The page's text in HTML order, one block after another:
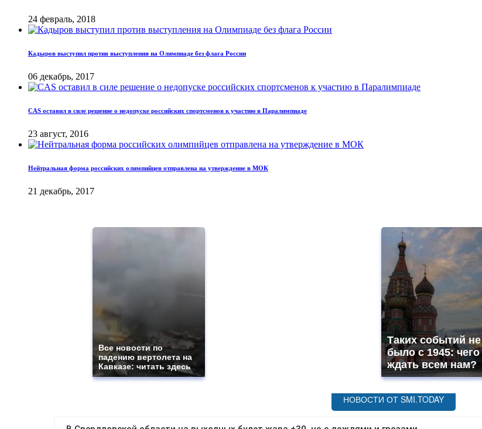
24 февраль, 2018
Кадыров выступил против выступления на Олимпиаде без флага России
06 декабрь, 2017
CAS оставил в силе решение о недопуске российских спортсменов к участию в Паралимпиаде
23 август, 2016
Нейтральная форма российских олимпийцев отправлена на утверждение в МОК
21 декабрь, 2017
Все новости по
падению вертолета на
Кавказе: читать здесь
Таких событий не
было с 1945: чего
ждать всем нам?